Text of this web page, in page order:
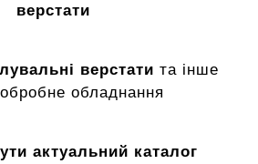
верстати
верстати та інше
обладнання
актуальний каталог